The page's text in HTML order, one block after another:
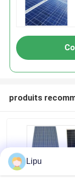
produits
Lipu